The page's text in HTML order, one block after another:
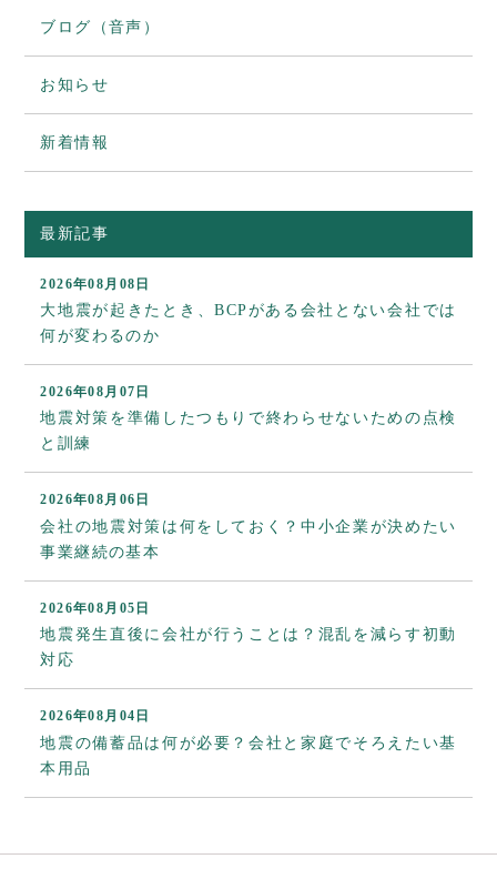
ブログ（音声）
お知らせ
新着情報
最新記事
2026年08月08日
大地震が起きたとき、BCPがある会社とない会社では
何が変わるのか
2026年08月07日
地震対策を準備したつもりで終わらせないための点検
と訓練
2026年08月06日
会社の地震対策は何をしておく？中小企業が決めたい
事業継続の基本
2026年08月05日
地震発生直後に会社が行うことは？混乱を減らす初動
対応
2026年08月04日
地震の備蓄品は何が必要？会社と家庭でそろえたい基
本用品